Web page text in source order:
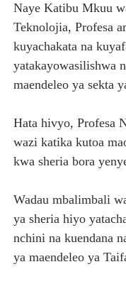
Naye Katibu Mkuu
Teknolojia, Profesa
kuyachakata na
yatakayowasilishwa
maendeleo ya sekta
Hata hivyo, Profesa
wazi katika kutoa
kwa sheria bora
Wadau mbalimbali
ya sheria hiyo
nchini na kuendana
ya maendeleo ya